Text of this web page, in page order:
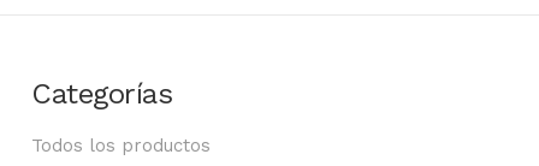
Categorías
Todos los productos